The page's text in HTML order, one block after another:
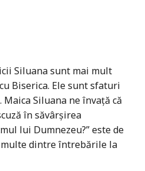
Siluana sunt mai mult
Biserica. Ele sunt sfaturi
Siluana ne învață că
în săvârșirea
lui Dumnezeu?” este de
multe dintre întrebările la